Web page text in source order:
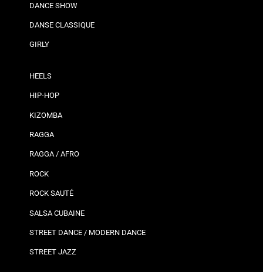
DANCE SHOW
DANSE CLASSIQUE
GIRLY
HEELS
HIP-HOP
KIZOMBA
RAGGA
RAGGA / AFRO
ROCK
ROCK SAUTÉ
SALSA CUBAINE
STREET DANCE / MODERN DANCE
STREET JAZZ